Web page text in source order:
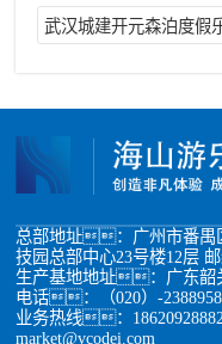
武汉城建开元森泊度假
总部地址：广州市番禺
技园总部中心23号楼12层
生产基地地址：广东韶
电话：（020）-
业务热线：
market@vcodei.com